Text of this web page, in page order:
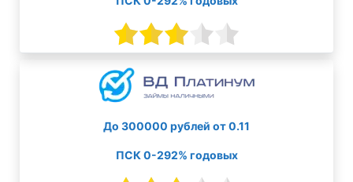
До 300000 рублей от 0.11
ПСК 0-292% годовых